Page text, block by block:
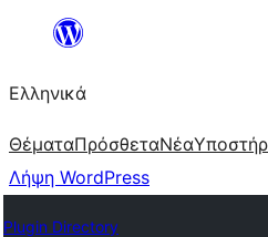
Μετάβαση
περιεχόμενο
Ελληνικά
ΘέματαΠρόσθεταΝέα
Λήψη WordPress
Plugin Directory